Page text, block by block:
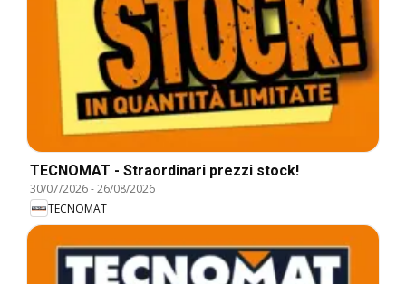
TECNOMAT - Straordinari prezzi stock!
30/07/2026-26/08/2026
TECNOMAT